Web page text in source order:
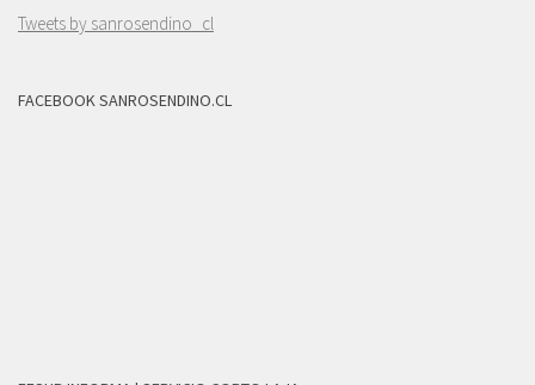
Tweets by sanrosendino_cl
FACEBOOK SANROSENDINO.CL